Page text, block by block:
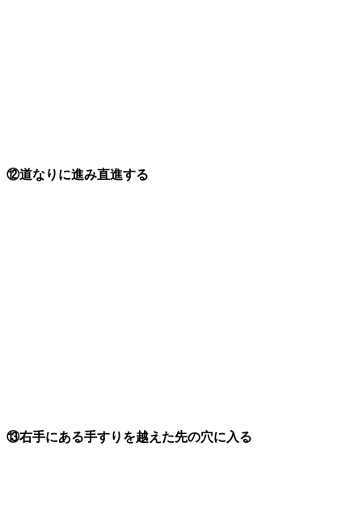
⑫道なりに進み直進する
⑬右手にある手すりを越えた先の穴に入る